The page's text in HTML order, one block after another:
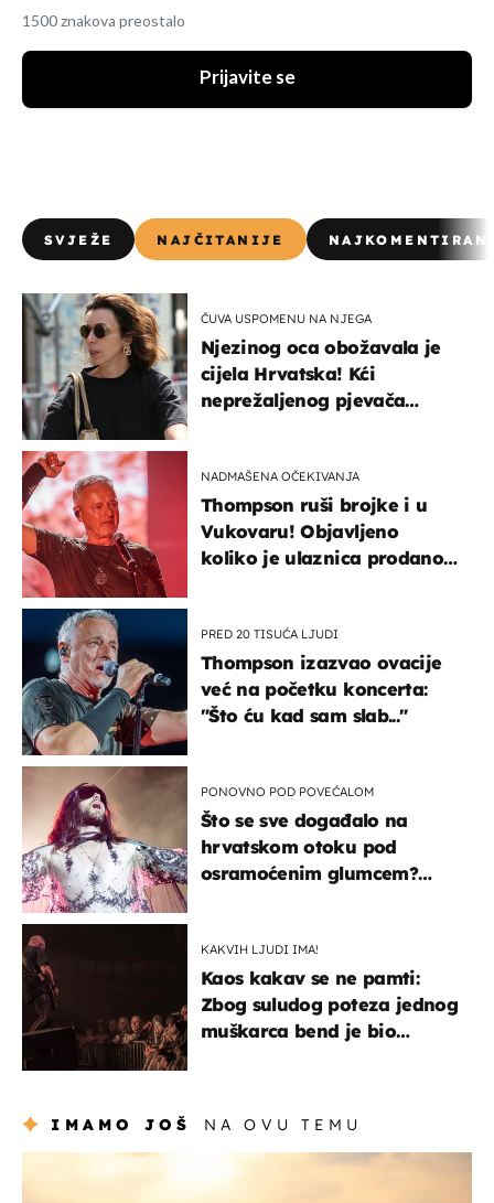
1500 znakova preostalo
Prijavite se
SVJEŽE NAJČITANIJE
ČUVA USPOMENU NA NJEGA
Njezinog oca obožavala je
cijela Hrvatska! Kći
neprežaljenog pjevača
NADMAŠENA OČEKIVANJA
Thompson ruši brojke i u
Vukovaru! Objavljeno
koliko je ulaznica prodano
PRED 20 TISUĆA LJUDI
Thompson izazvao ovacije
već na početku koncerta:
"Što ću kad sam slab..."
PONOVNO POD POVEĆALOM
Što se sve događalo na
hrvatskom otoku pod
osramoćenim glumcem?
KAKVIH LJUDI IMA!
Kaos kakav se ne pamti:
Zbog suludog poteza jednog
muškarca bend je bio
IMAMO JOŠ NA OVU TEMU